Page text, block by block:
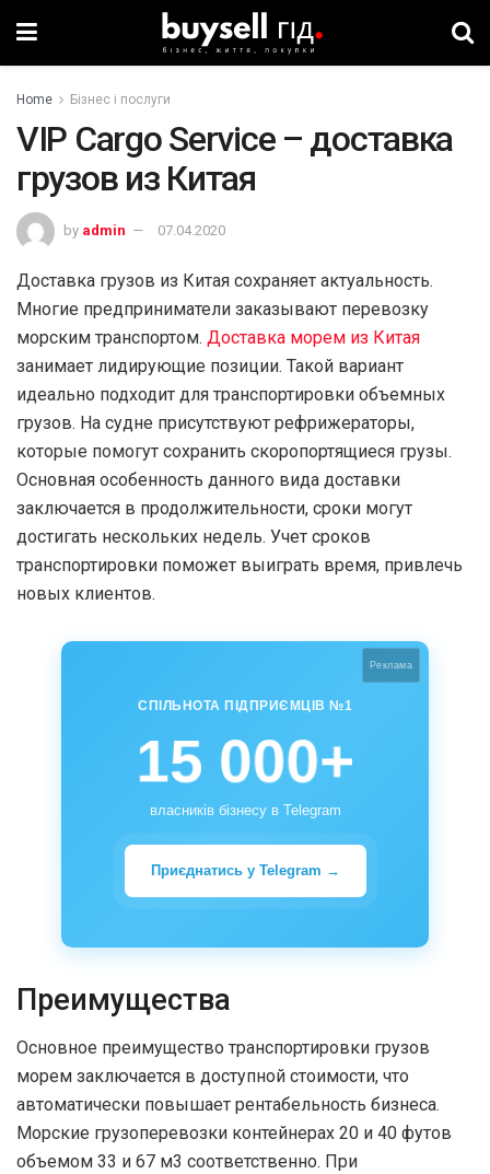
Home Бізнес і послуги
VIP Cargo Service – доставка
грузов из Китая
by admin 07.04.2020
Доставка грузов из Китая сохраняет актуальность.
Многие предприниматели заказывают перевозку
морским транспортом. Доставка морем из Китая
занимает лидирующие позиции. Такой вариант
идеально подходит для транспортировки объемных
грузов. На судне присутствуют рефрижераторы,
которые помогут сохранить скоропортящиеся грузы.
Основная особенность данного вида доставки
заключается в продолжительности, сроки могут
достигать нескольких недель. Учет сроков
транспортировки поможет выиграть время, привлечь
новых клиентов.
Реклама
СПІЛЬНОТА ПІДПРИЄМЦІВ №1
15 000+
власників бізнесу в Telegram
Приєднатись у Telegram →
Преимущества
Основное преимущество транспортировки грузов
морем заключается в доступной стоимости, что
автоматически повышает рентабельность бизнеса.
Морские грузоперевозки контейнерах 20 и 40 футов
объемом 33 и 67 м3 соответственно. При